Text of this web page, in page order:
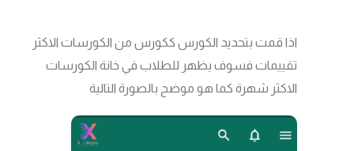
اذا قمت بتحديد الكورس ككورس من الكورسات الاكثر
تقييمات فسوف يظهر للطلاب في خانة الكورسات
الاكثر شهرة كما هو موضح بالصورة التالية